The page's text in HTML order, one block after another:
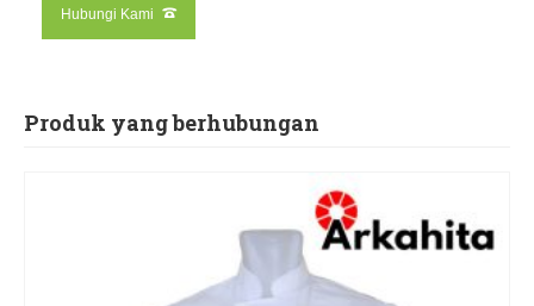
Hubungi Kami
Produk yang berhubungan